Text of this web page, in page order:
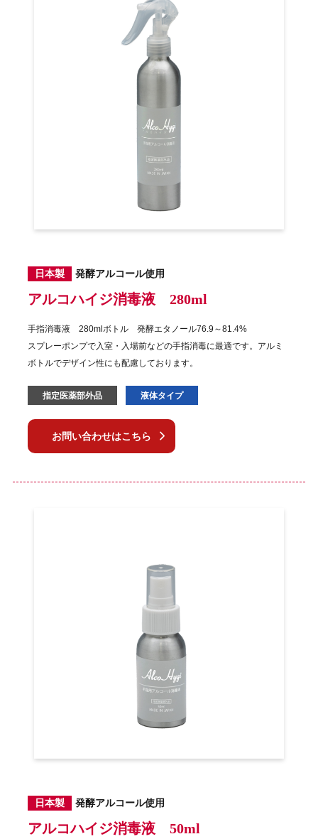
日本製 発酵アルコール使用
アルコハイジ消毒液 280ml
手指消毒液 280mlボトル 発酵エタノール76.9～81.4%
スプレーポンプで入室・入場前などの手指消毒に最適です。
アルミ
ボトルでデザイン性にも配慮しております。
指定医薬部外品 液体タイプ
お問い合わせはこちら
日本製 発酵アルコール使用
アルコハイジ消毒液 50ml